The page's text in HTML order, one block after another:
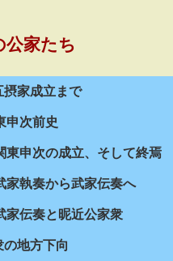
家たち
摂家成立まで
申次前史
東申次の成立、そして終焉
家執奏から武家伝奏へ
家伝奏と昵近公家衆
地方下向